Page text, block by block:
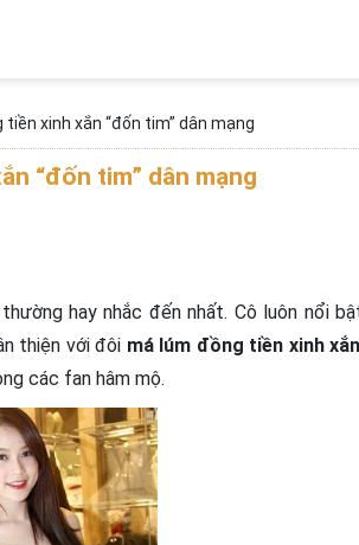
xinh xắn “đốn tim” dân mạng
“đốn tim” dân mạng
hay nhắc đến nhất. Cô luôn nổi
thiện với đôi má lúm đồng tiền xinh xắn
các fan hâm mộ.